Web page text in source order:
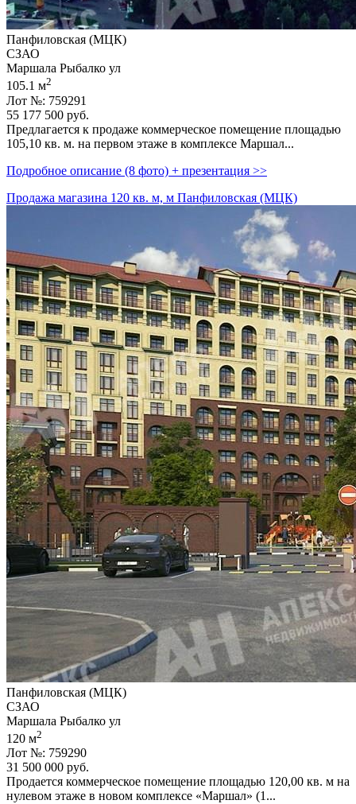
Панфиловская (МЦК)
СЗАО
Маршала Рыбалко ул
105.1 м2
Лот №: 759291
55 177 500 руб.
Предлагается к продаже коммерческое помещение площадью
105,­10 кв. м. на первом этаже в комплексе Маршал...
Подробное описание (8 фото) + презентация >>
Продажа магазина 120 кв. м, м Панфиловская (МЦК)
Панфиловская (МЦК)
СЗАО
Маршала Рыбалко ул
120 м2
Лот №: 759290
31 500 000 руб.
Продается коммерческое помещение площадью 120,­00 кв. м на
нулевом этаже в новом комплексе «Маршал» (1...